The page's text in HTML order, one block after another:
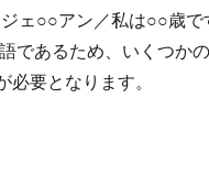
ェ○○アン／私は○○歳で
であるため、いくつか
要となります。